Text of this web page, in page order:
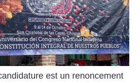
est un renoncement